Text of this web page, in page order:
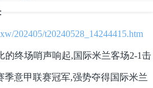
202405/t20240528_14244415.htm
的终场哨声响起,国际米兰客场2-1击
季意甲联赛冠军,强势夺得国际米兰